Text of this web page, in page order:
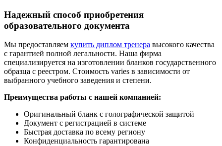
Надежный способ приобретения
образовательного документа
Мы предоставляем купить диплом тренера высокого качества
с гарантией полной легальности. Наша фирма
специализируется на изготовлении бланков государственного
образца с реестром. Стоимость varies в зависимости от
выбранного учебного заведения и степени.
Преимущества работы с нашей компанией:
Оригинальный бланк с голографической защитой
Документ с регистрацией в системе
Быстрая доставка по всему региону
Конфиденциальность гарантирована